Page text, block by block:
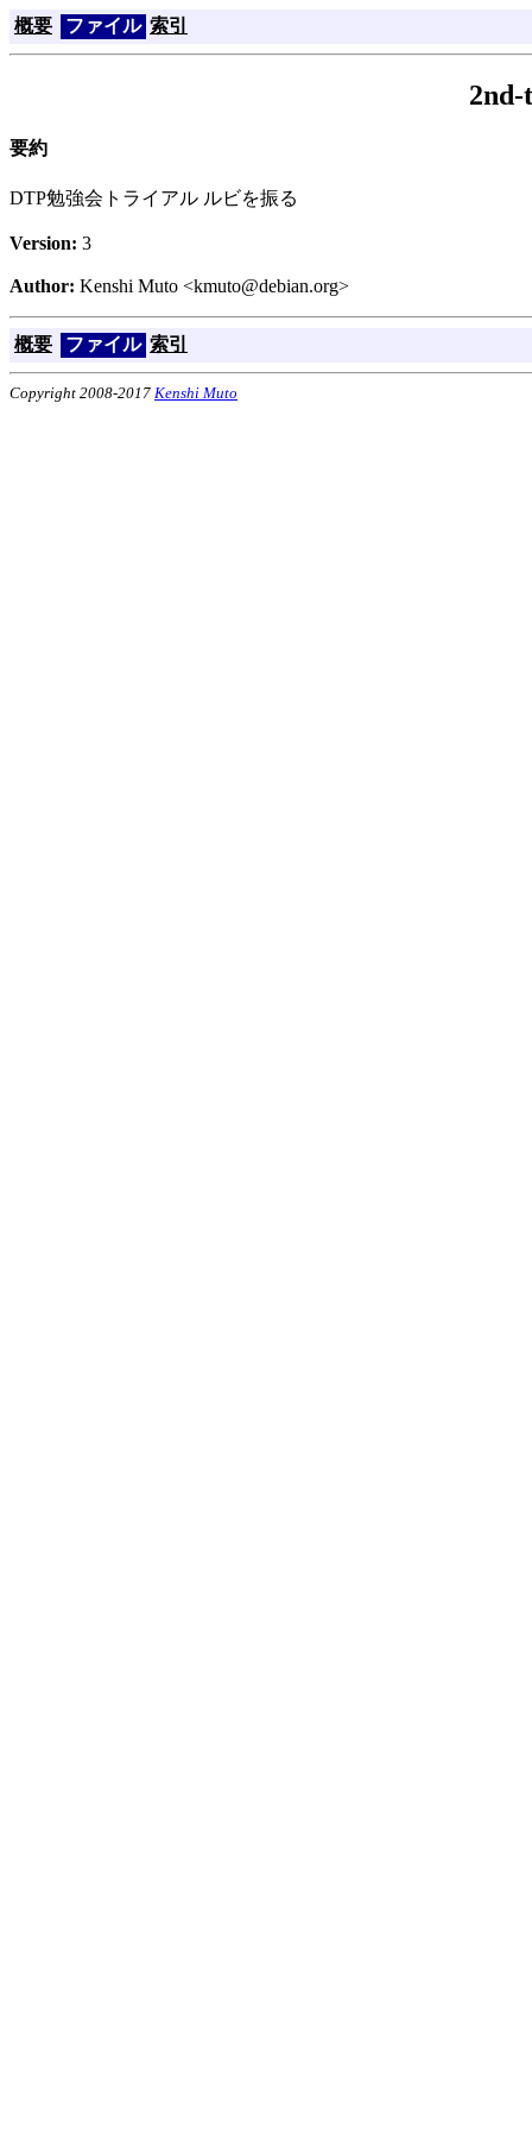
概要 ファイル 索引
2nd-
要約
DTP勉強会トライアル ルビを振る
Version: 3
Author: Kenshi Muto <kmuto@debian.org>
概要 ファイル 索引
Copyright 2008-2017 Kenshi Muto